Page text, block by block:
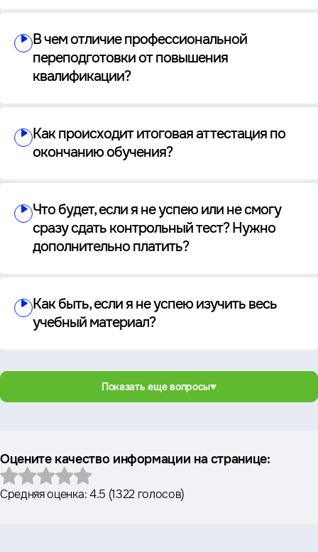
В чем отличие профессиональной
переподготовки от повышения
квалификации?
Как происходит итоговая аттестация по
окончанию обучения?
Что будет, если я не успею или не смогу
сразу сдать контрольный тест? Нужно
дополнительно платить?
Как быть, если я не успею изучить весь
учебный материал?
Показать еще вопросы
Оцените качество информации на странице:
Средняя оценка:4.5 (1322 голосов)